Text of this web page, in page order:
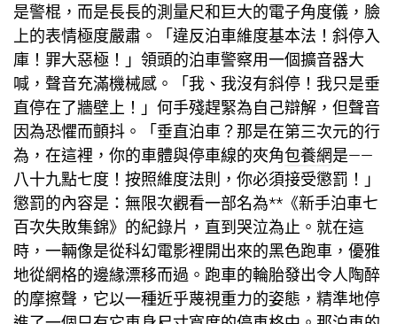
是警棍，而是長長的測量尺和巨大的電子角度儀，臉
上的表情極度嚴肅。「違反泊車維度基本法！斜停入
庫！罪大惡極！」領頭的泊車警察用一個擴音器大
喊，聲音充滿機械感。「我、我沒有斜停！我只是垂
直停在了牆壁上！」何手殘趕緊為自己辯解，但聲音
因為恐懼而顫抖。「垂直泊車？那是在第三次元的行
為，在這裡，你的車體與停車線的夾角包養網是——
八十九點七度！按照維度法則，你必須接受懲罰！」
懲罰的內容是：無限次觀看一部名為**《新手泊車七
百次失敗集錦》的紀錄片，直到哭泣為止。就在這
時，一輛像是從科幻電影裡開出來的黑色跑車，優雅
地從網格的邊緣漂移而過。跑車的輪胎發出令人陶醉
的摩擦聲，它以一種近乎蔑視重力的姿態，精準地停